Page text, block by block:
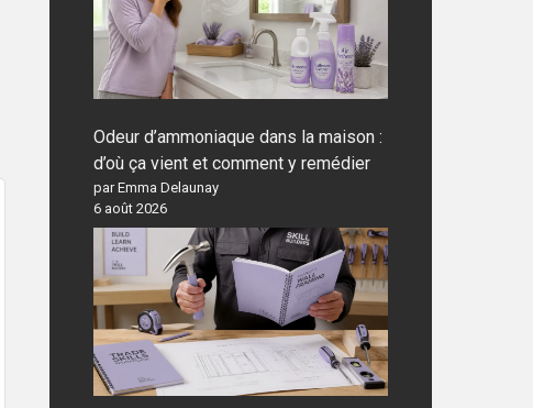
Odeur d’ammoniaque dans la maison :
d’où ça vient et comment y remédier
par Emma Delaunay
6 août 2026